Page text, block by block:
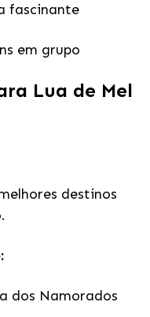
fascinante
em grupo
Lua de Mel
destinos
dos Namorados